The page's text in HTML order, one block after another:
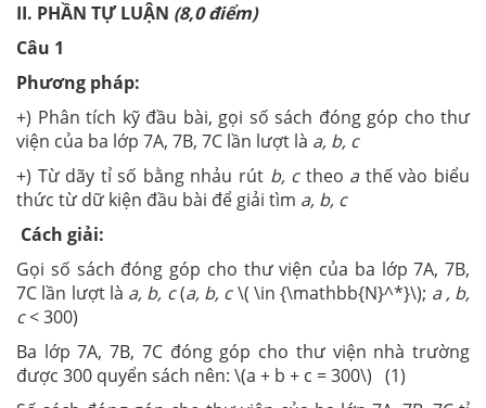
II. PHẦN TỰ LUẬN (8,0 điểm)
Câu 1
Phương pháp:
+) Phân tích kỹ đầu bài, gọi số sách đóng góp cho thư
viện của ba lớp 7A, 7B, 7C lần lượt là a, b, c
+) Từ dãy tỉ số bằng nhảu rút b, ctheo athế vào biểu
thức từ dữ kiện đầu bài để giải tìm a, b, c
Cách giải:
Gọi số sách đóng góp cho thư viện của ba lớp 7A, 7B,
7C lần lượt là a, b, c(a, b, c\( \in {\mathbb{N}^*}\); a , b,
c< 300)
Ba lớp 7A, 7B, 7C đóng góp cho thư viện nhà trường
được 300 quyển sách nên: \(a + b + c = 300\) (1)